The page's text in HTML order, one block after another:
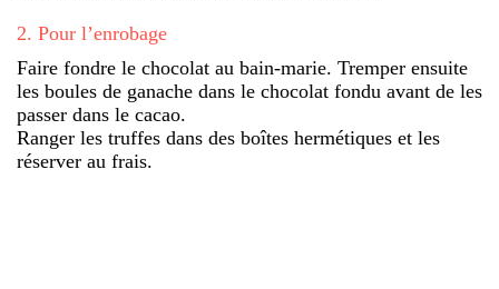
2. Pour l’enrobage
Faire fondre le chocolat au bain-marie. Tremper ensuite
les boules de ganache dans le chocolat fondu avant de les
passer dans le cacao.
Ranger les truffes dans des boîtes hermétiques et les
réserver au frais.